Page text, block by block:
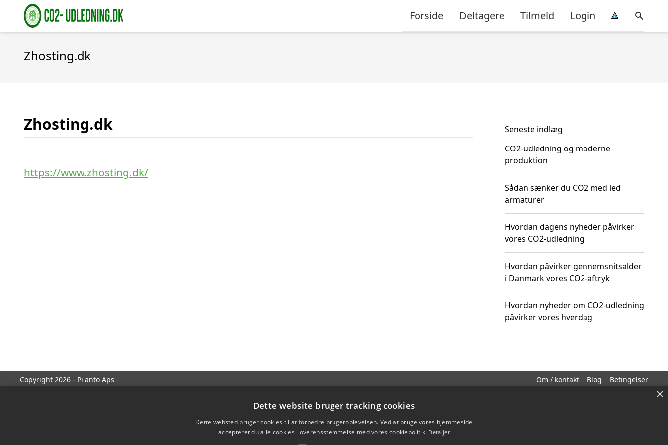
Forside Deltagere Tilmeld Login
Zhosting.dk
Zhosting.dk
https://www.zhosting.dk/
Seneste indlæg
CO2-udledning og moderne
produktion
Sådan sænker du CO2 med led
armaturer
Hvordan dagens nyheder påvirker
vores CO2-udledning
Hvordan påvirker gennemsnitsalder
i Danmark vores CO2-aftryk
Hvordan nyheder om CO2-udledning
påvirker vores hverdag
Copyright 2026 - Pilanto Aps Om / kontakt Blog Betingelser
×
Dette website bruger tracking cookies
Dette websted bruger cookies til at forbedre brugeroplevelsen. Ved at bruge vores hjemmeside
accepterer du alle cookies i overensstemmelse med vores cookiepolitik. Detaljer